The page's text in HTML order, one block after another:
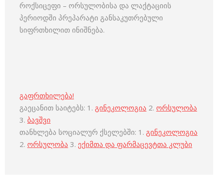
როქსიცეფი – ორსულობისა და ლაქტაციის
პერიოდში პრეპარატი განსაკუთრებული
სიფრთხილით ინიშნება.
გაფრთხილება!
გაეცანით საიტებს: 1. გინეკოლოგია 2. ორსულობა
3. ბავშვი
თანხლება სოციალურ ქსელებში: 1. გინეკოლოგია
2. ორსულობა 3. ექიმთა და ფარმაცევტთა კლუბი